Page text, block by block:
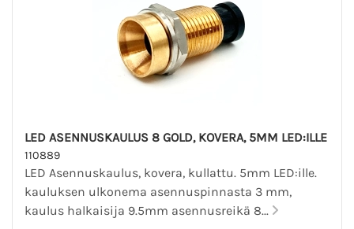
LED ASENNUSKAULUS 8 GOLD, KOVERA, 5MM LED:ILLE
110889
LED Asennuskaulus, kovera, kullattu. 5mm LED:ille.
kauluksen ulkonema asennuspinnasta 3 mm,
kaulus halkaisija 9.5mm asennusreikä 8...